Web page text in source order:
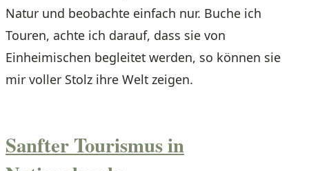
Natur und beobachte einfach nur. Buche ich
Touren, achte ich darauf, dass sie von
Einheimischen begleitet werden, so können sie
mir voller Stolz ihre Welt zeigen.
Sanfter Tourismus in